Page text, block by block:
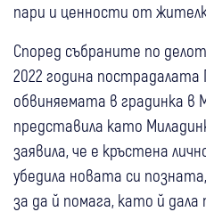
пари и ценности от
Според събраните по
2022 година пострадалата
обвиняемата в градинка
представила като
заявила, че е кръстена
убедила новата си
за да й помага, като й дала